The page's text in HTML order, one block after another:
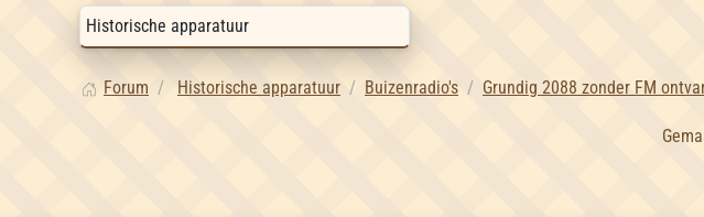
Forum Historische apparatuur Buizenradio's Grundig 2088 zonder FM